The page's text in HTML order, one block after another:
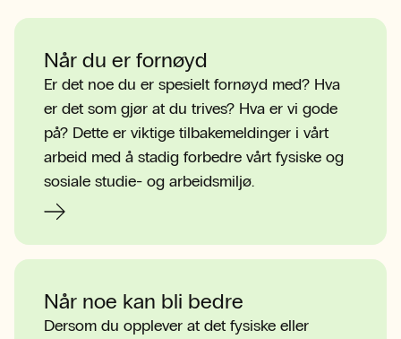
Når du er fornøyd
Er det noe du er spesielt fornøyd med? Hva
er det som gjør at du trives? Hva er vi gode
på? Dette er viktige tilbakemeldinger i vårt
arbeid med å stadig forbedre vårt fysiske og
sosiale studie- og arbeidsmiljø.
Når noe kan bli bedre
Dersom du opplever at det fysiske eller